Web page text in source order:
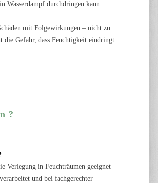
Wasserdampf durchdringen kann.
mit Folgewirkungen – nicht zu
die Gefahr, dass Feuchtigkeit eindringt
?
Verlegung in Feuchträumen geeignet
und bei fachgerechter